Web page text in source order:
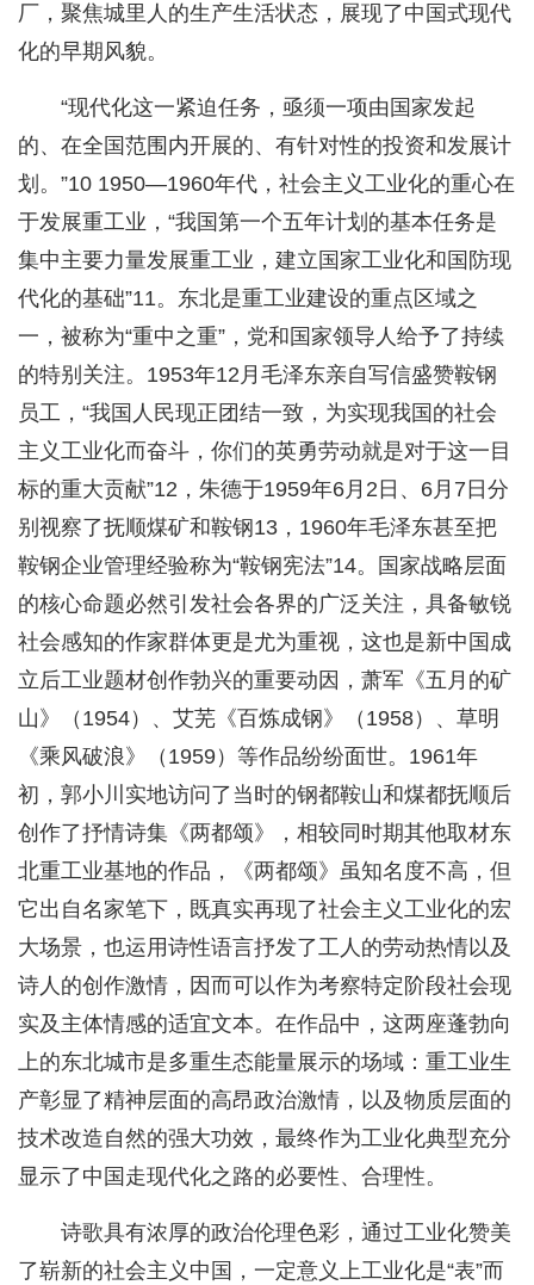
厂，聚焦城里人的生产生活状态，展现了中国式现代
化的早期风貌。
“现代化这一紧迫任务，亟须一项由国家发起
的、在全国范围内开展的、有针对性的投资和发展计
划。”10 1950—1960年代，社会主义工业化的重心在
于发展重工业，“我国第一个五年计划的基本任务是
集中主要力量发展重工业，建立国家工业化和国防现
代化的基础”11。东北是重工业建设的重点区域之
一，被称为“重中之重”，党和国家领导人给予了持续
的特别关注。1953年12月毛泽东亲自写信盛赞鞍钢
员工，“我国人民现正团结一致，为实现我国的社会
主义工业化而奋斗，你们的英勇劳动就是对于这一目
标的重大贡献”12，朱德于1959年6月2日、6月7日分
别视察了抚顺煤矿和鞍钢13，1960年毛泽东甚至把
鞍钢企业管理经验称为“鞍钢宪法”14。国家战略层面
的核心命题必然引发社会各界的广泛关注，具备敏锐
社会感知的作家群体更是尤为重视，这也是新中国成
立后工业题材创作勃兴的重要动因，萧军《五月的矿
山》（1954）、艾芜《百炼成钢》（1958）、草明
《乘风破浪》（1959）等作品纷纷面世。1961年
初，郭小川实地访问了当时的钢都鞍山和煤都抚顺后
创作了抒情诗集《两都颂》，相较同时期其他取材东
北重工业基地的作品，《两都颂》虽知名度不高，但
它出自名家笔下，既真实再现了社会主义工业化的宏
大场景，也运用诗性语言抒发了工人的劳动热情以及
诗人的创作激情，因而可以作为考察特定阶段社会现
实及主体情感的适宜文本。在作品中，这两座蓬勃向
上的东北城市是多重生态能量展示的场域：重工业生
产彰显了精神层面的高昂政治激情，以及物质层面的
技术改造自然的强大功效，最终作为工业化典型充分
显示了中国走现代化之路的必要性、合理性。
诗歌具有浓厚的政治伦理色彩，通过工业化赞美
了崭新的社会主义中国，一定意义上工业化是“表”而